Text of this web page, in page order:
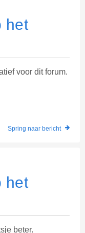
het
voor dit forum.
Spring naar bericht
het
beter.